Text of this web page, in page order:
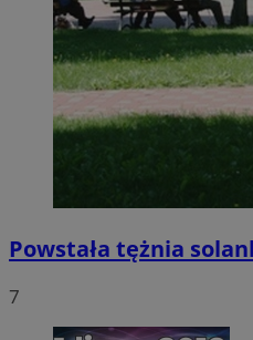
Powstała tężnia
7